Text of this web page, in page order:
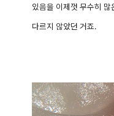
있음을 이제껏 무수히 많
다르지 않았던 거죠.